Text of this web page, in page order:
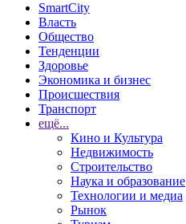
SmartCity
Власть
Общество
Тенденции
Здоровье
Экономика и бизнес
Происшествия
Транспорт
ещё...
Кино и Культура
Недвижимость
Строительство
Наука и образование
Технологии и медиа
Рынок